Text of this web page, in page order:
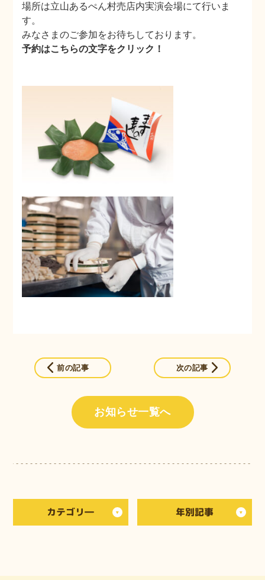
場所は立山あるぺん村売店内実演会場にて行いま
す。
みなさまのご参加をお待ちしております。
予約はこちらの文字をクリック！
カテゴリ― 年別記事
前の記事
お知らせ一覧へ
次の記事